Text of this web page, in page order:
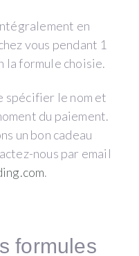
en
vous pendant 1
la formule choisie.
spécifier le nom et
du paiement.
un bon cadeau
nous par email
.
formules